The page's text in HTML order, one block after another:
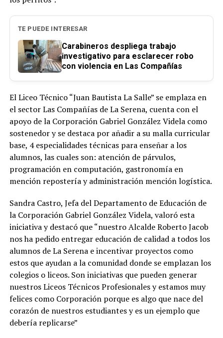
TE PUEDE INTERESAR
Carabineros despliega trabajo
investigativo para esclarecer robo
con violencia en Las Compañías
El Liceo Técnico “Juan Bautista La Salle” se emplaza en
el sector Las Compañías de La Serena, cuenta con el
apoyo de la Corporación Gabriel González Videla como
sostenedor y se destaca por añadir a su malla curricular
base, 4 especialidades técnicas para enseñar a los
alumnos, las cuales son: atención de párvulos,
programación en computación, gastronomía en
mención repostería y administración mención logística.
Sandra Castro, Jefa del Departamento de Educación de
la Corporación Gabriel González Videla, valoró esta
iniciativa y destacó que “nuestro Alcalde Roberto Jacob
nos ha pedido entregar educación de calidad a todos los
alumnos de La Serena e incentivar proyectos como
estos que ayudan a la comunidad donde se emplazan los
colegios o liceos. Son iniciativas que pueden generar
nuestros Liceos Técnicos Profesionales y estamos muy
felices como Corporación porque es algo que nace del
corazón de nuestros estudiantes y es un ejemplo que
debería replicarse”